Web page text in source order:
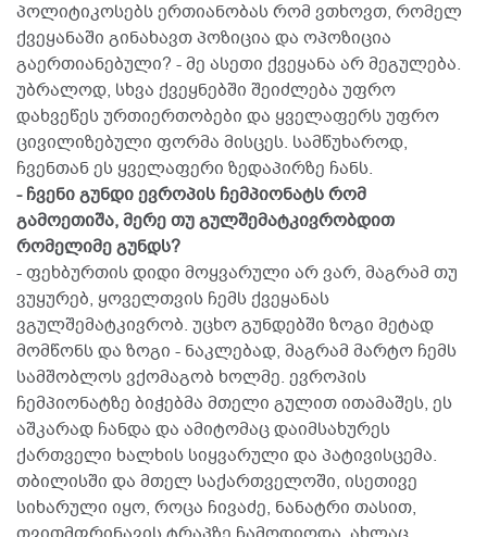
პოლიტიკოსებს ერთიანობას რომ ვთხოვთ, რომელ
ქვეყანაში გინახავთ პოზიცია და ოპოზიცია
გაერთიანებული? - მე ასეთი ქვეყანა არ მეგულება.
უბრალოდ, სხვა ქვეყნებში შეიძლება უფრო
დახვეწეს ურთიერთობები და ყველაფერს უფრო
ცივილიზებული ფორმა მისცეს. სამწუხაროდ,
ჩვენთან ეს ყველაფერი ზედაპირზე ჩანს.
- ჩვენი გუნდი ევროპის ჩემპიონატს რომ
გამოეთიშა, მერე თუ გულშემატკივრობდით
რომელიმე გუნდს?
- ფეხბურთის დიდი მოყვარული არ ვარ, მაგრამ თუ
ვუყურებ, ყოველთვის ჩემს ქვეყანას
ვგულშემატკივრობ. უცხო გუნდებში ზოგი მეტად
მომწონს და ზოგი - ნაკლებად, მაგრამ მარტო ჩემს
სამშობლოს ვქომაგობ ხოლმე. ევროპის
ჩემპიონატზე ბიჭებმა მთელი გულით ითამაშეს, ეს
აშკარად ჩანდა და ამიტომაც დაიმსახურეს
ქართველი ხალხის სიყვარული და პატივისცემა.
თბილისში და მთელ საქართველოში, ისეთივე
სიხარული იყო, როცა ჩივაძე, ნანატრი თასით,